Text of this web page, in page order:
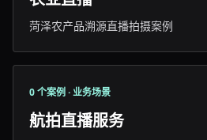
菏泽农产品溯源直播拍摄案例
0 个案例 · 业务场景
航拍直播服务